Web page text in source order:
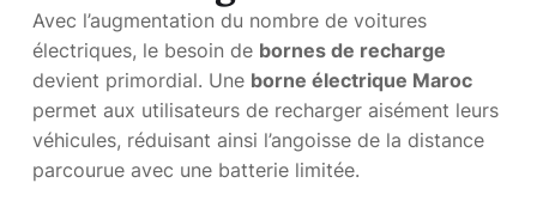
Avec l’augmentation du nombre de voitures
électriques, le besoin de bornes de recharge
devient primordial. Une borne électrique Maroc
permet aux utilisateurs de recharger aisément leurs
véhicules, réduisant ainsi l’angoisse de la distance
parcourue avec une batterie limitée.